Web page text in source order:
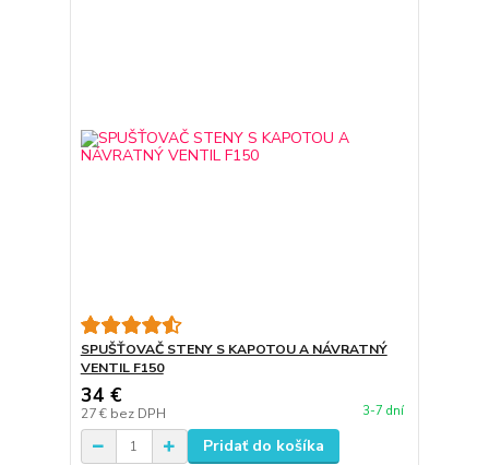
SPUŠŤOVAČ STENY S KAPOTOU A NÁVRATNÝ
VENTIL F150
34 €
27 € bez DPH 3-7 dní
Pridať do košíka